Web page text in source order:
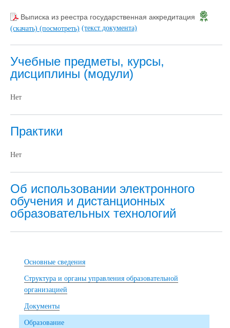
Выписка из реестра государственная аккредитация
(скачать) (посмотреть) (текст документа)
Учебные предметы, курсы,
дисциплины (модули)
Нет
Практики
Нет
Об использовании электронного
обучения и дистанционных
образовательных технологий
Основные сведения
Структура и органы управления образовательной
организацией
Документы
Образование